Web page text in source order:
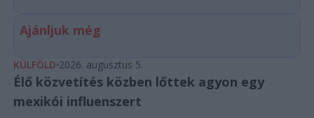
Ajánljuk még
KÜLFÖLD 2026. augusztus 5.
Élő közvetítés közben lőttek agyon egy
mexikói influenszert